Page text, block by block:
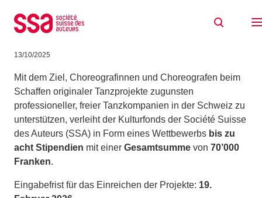
Projekte
13/10/2025
Mit dem Ziel, Choreografinnen und Choreografen beim
Schaffen originaler Tanzprojekte zugunsten
professioneller, freier Tanzkompanien in der Schweiz zu
unterstützen, verleiht der Kulturfonds der Société Suisse
des Auteurs (SSA) in Form eines Wettbewerbs bis zu
acht Stipendien mit einer Gesamtsumme von 70’000
Franken.
Eingabefrist für das Einreichen der Projekte: 19.